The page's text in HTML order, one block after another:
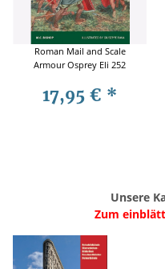
Roman Mail and Scale
Armour Osprey Eli 252
17,95 € *
Unsere
Zum